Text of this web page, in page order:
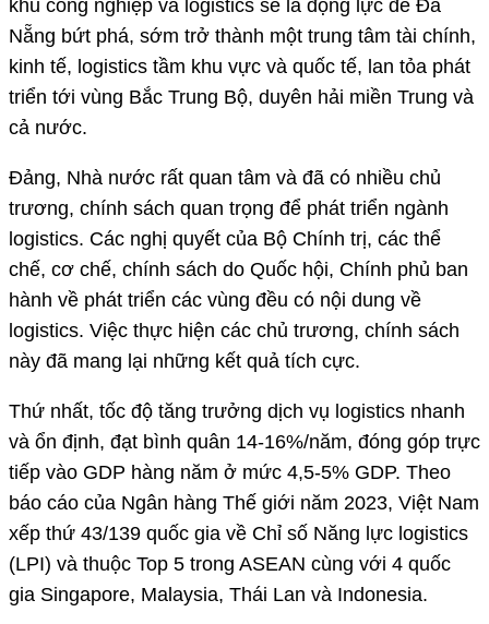
khu công nghiệp và logistics sẽ là động lực để Đà
Nẵng bứt phá, sớm trở thành một trung tâm tài chính,
kinh tế, logistics tầm khu vực và quốc tế, lan tỏa phát
triển tới vùng Bắc Trung Bộ, duyên hải miền Trung và
cả nước.
Đảng, Nhà nước rất quan tâm và đã có nhiều chủ
trương, chính sách quan trọng để phát triển ngành
logistics. Các nghị quyết của Bộ Chính trị, các thể
chế, cơ chế, chính sách do Quốc hội, Chính phủ ban
hành về phát triển các vùng đều có nội dung về
logistics. Việc thực hiện các chủ trương, chính sách
này đã mang lại những kết quả tích cực.
Thứ nhất, tốc độ tăng trưởng dịch vụ logistics nhanh
và ổn định, đạt bình quân 14-16%/năm, đóng góp trực
tiếp vào GDP hàng năm ở mức 4,5-5% GDP. Theo
báo cáo của Ngân hàng Thế giới năm 2023, Việt Nam
xếp thứ 43/139 quốc gia về Chỉ số Năng lực logistics
(LPI) và thuộc Top 5 trong ASEAN cùng với 4 quốc
gia Singapore, Malaysia, Thái Lan và Indonesia.